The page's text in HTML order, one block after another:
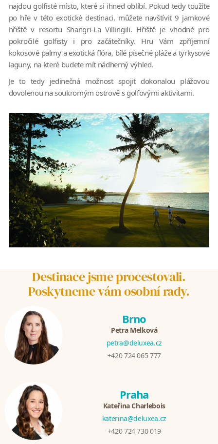
najdou golfisté místo, které si ihned oblíbí. Pokud tedy toužíte
po hře v této exotické destinaci, můžete navštívit 9 jamkové
hřiště v resortu Shangri-La Villingili. Hřiště je vhodné pro
pokročilé golfisty i pro začátečníky. Hru Vám zpříjemní
kokosové palmy a exotická flóra, bílé písečné pláže a tyrkysové
laguny, na které budete mít nádherný výhled.
Je to tedy jedinečná možnost spojit dokonalou plážovou
dovolenou na soukromým ostrově s golfovými aktivitami.
Destinace jsme procestovali.
Poskytneme vám osobní rady.
Brno
Petra Melková
petra@deluxea.cz
+420 724 065 777
Praha
Kateřina Charlebois
katerina@deluxea.cz
+420 724 730 019